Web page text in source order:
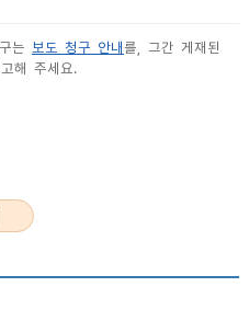
는 보도 청구 안내 를, 그간 게재된
해 주세요.